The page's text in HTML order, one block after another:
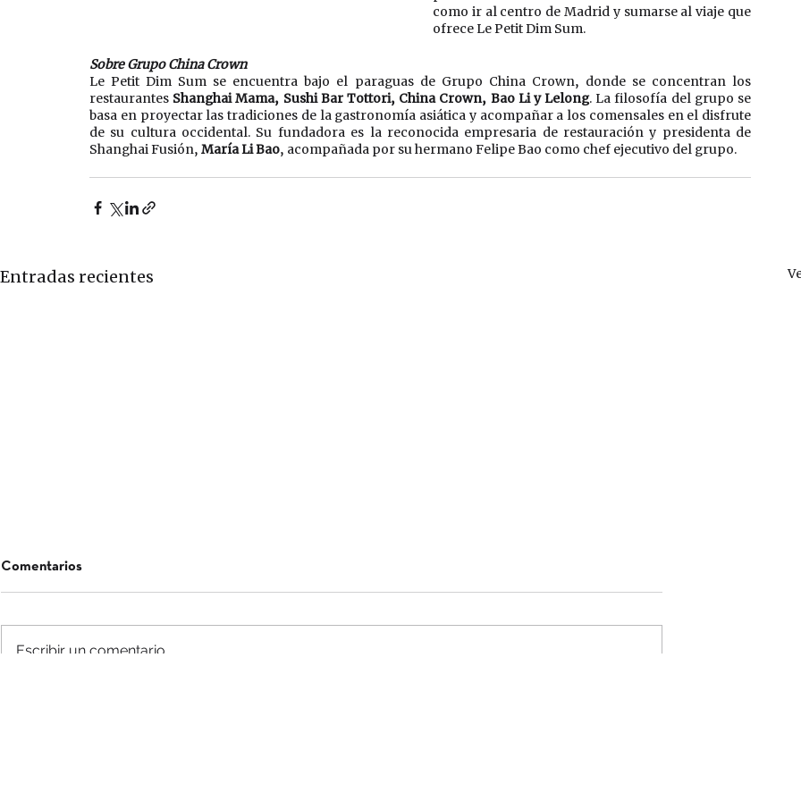
como ir al centro de Madrid y sumarse al viaje que
ofrece Le Petit Dim Sum.
Sobre Grupo China Crown
Le Petit Dim Sum se encuentra bajo el paraguas de Grupo China Crown, donde se concentran los
restaurantes Shanghai Mama, Sushi Bar Tottori, China Crown, Bao Li y Lelong. La filosofía del grupo se
basa en proyectar las tradiciones de la gastronomía asiática y acompañar a los comensales en el disfrute
de su cultura occidental. Su fundadora es la reconocida empresaria de restauración y presidenta de
Shanghai Fusión, María Li Bao, acompañada por su hermano Felipe Bao como chef ejecutivo del grupo.
Entradas recientes
Comentarios
Escribir un comentario...